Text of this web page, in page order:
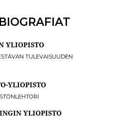
YLIOPISTO
TULEVAISUUDEN
YLIOPISTO
YLIOPISTO